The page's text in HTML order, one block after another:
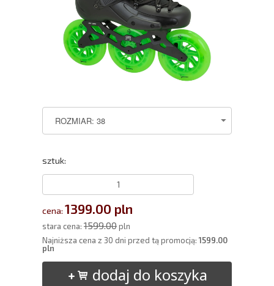
sztuk:
cena: 1399.00 pln
stara cena: 1599.00pln
Najniższa cena z 30 dni przed tą promocją:1599.00
pln
dodaj do koszyka